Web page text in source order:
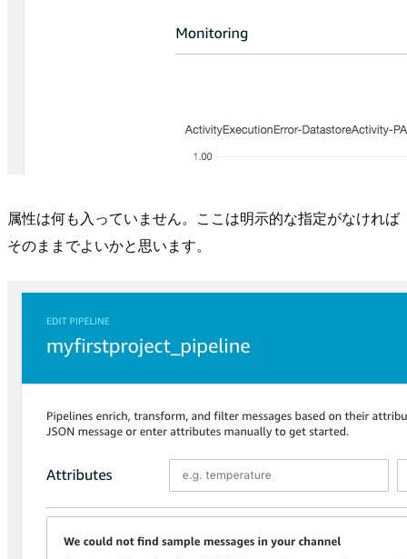
属性は何も入っていません。ここは明示的な指定がなければ
そのままでよいかと思います。